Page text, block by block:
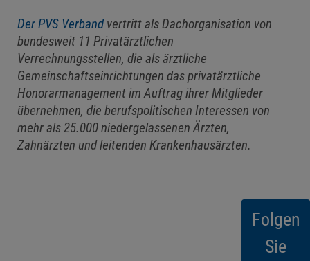
Der PVS Verbandvertritt als Dachorganisation von
bundesweit 11 Privatärztlichen
Verrechnungsstellen, die als ärztliche
Gemeinschaftseinrichtungen das privatärztliche
Honorarmanagement im Auftrag ihrer Mitglieder
übernehmen, die berufspolitischen Interessen von
mehr als 25.000 niedergelassenen Ärzten,
Zahnärzten und leitenden Krankenhausärzten.
Folgen
Sie